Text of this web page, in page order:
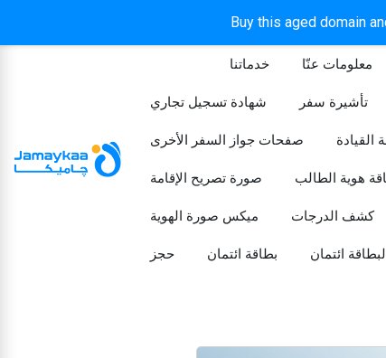
Buy this aged domain
خدماتنا معلومات عنّا
شهادة تسجيل تجاري تأشيرة سفر
صفحات جواز السفر الأخرى القيادة
صورة تصريح الإقامة هوية الطالب
ميكس صورة الهوية كشف الدرجات
حجز بطاقة ائتمان ائتمان